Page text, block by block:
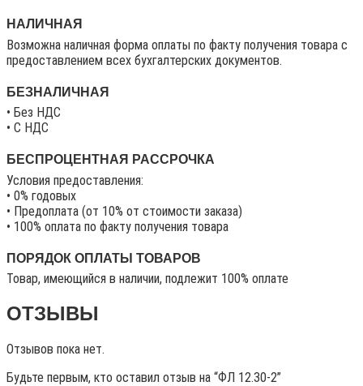
НАЛИЧНАЯ
Возможна наличная форма оплаты по факту получения товара с
предоставлением всех бухгалтерских документов.
БЕЗНАЛИЧНАЯ
• Без НДС
• C НДС
БЕСПРОЦЕНТНАЯ РАССРОЧКА
Условия предоставления:
• 0% годовых
• Предоплата (от 10% от стоимости заказа)
• 100% оплата по факту получения товара
ПОРЯДОК ОПЛАТЫ ТОВАРОВ
Товар, имеющийся в наличии, подлежит 100% оплате
ОТЗЫВЫ
Отзывов пока нет.
Будьте первым, кто оставил отзыв на “ФЛ 12.30-2”